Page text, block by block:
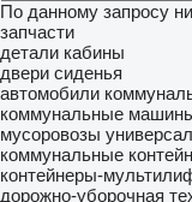
По данному запросу
запчасти
детали кабины
двери сиденья
автомобили
коммунальные
мусоровозы
коммунальные
контейнеры-
дорожно-уборочная